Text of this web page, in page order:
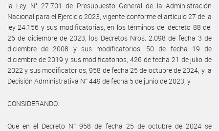
la Ley N° 27.701 de Presupuesto General de la Administración
Nacional para el Ejercicio 2023, vigente conforme el artículo 27 de la
ley 24.156 y sus modificatorias, en los términos del decreto 88 del
26 de diciembre de 2023, los Decretos Nros. 2.098 de fecha 3 de
diciembre de 2008 y sus modificatorios, 50 de fecha 19 de
diciembre de 2019 y sus modificatorios, 426 de fecha 21 de julio de
2022 y sus modificatorios, 958 de fecha 25 de octubre de 2024, y la
Decisión Administrativa N° 449 de fecha 5 de junio de 2023, y
CONSIDERANDO:
Que en el Decreto N° 958 de fecha 25 de octubre de 2024 se